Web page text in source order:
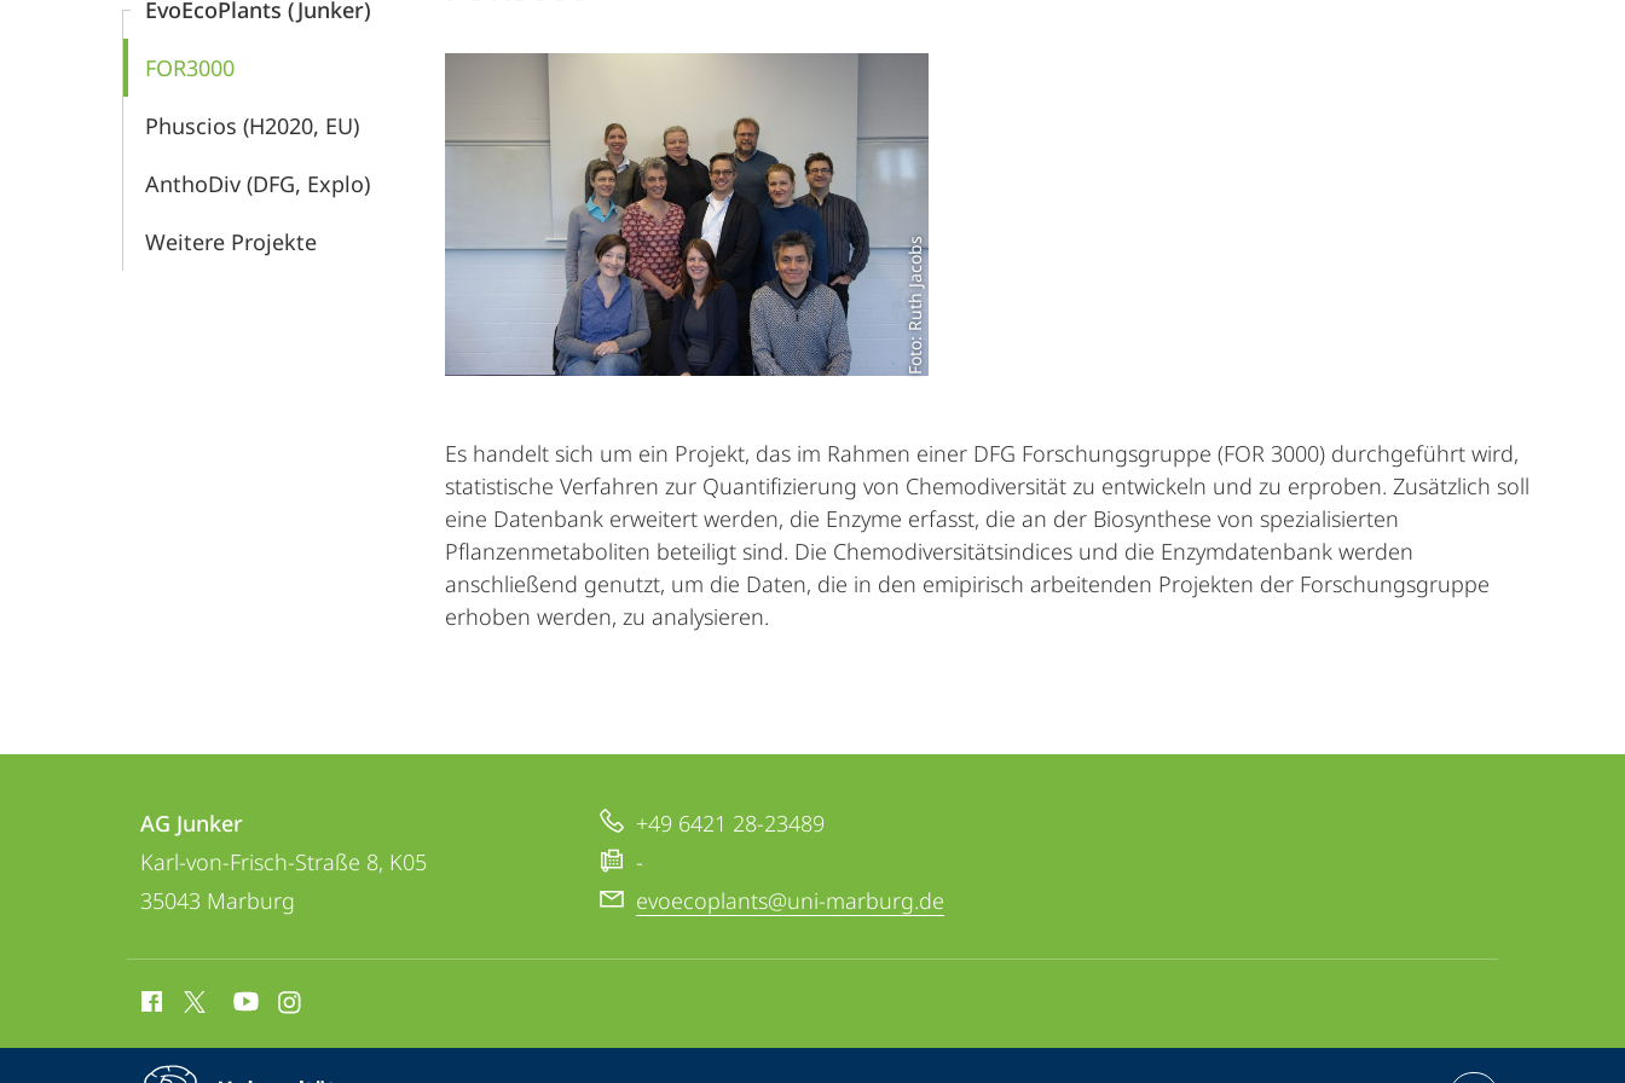
EvoEcoPlants (Junker)
FOR3000
Phuscios (H2020, EU)
AnthoDiv (DFG, Explo)
Weitere Projekte
Foto: Ruth Jacobs
Es handelt sich um ein Projekt, das im Rahmen einer DFG Forschungsgruppe (FOR 3000) durchgeführt wird,
statistische Verfahren zur Quantifizierung von Chemodiversität zu entwickeln und zu erproben. Zusätzlich soll
eine Datenbank erweitert werden, die Enzyme erfasst, die an der Biosynthese von spezialisierten
Pflanzenmetaboliten beteiligt sind. Die Chemodiversitätsindices und die Enzymdatenbank werden
anschließend genutzt, um die Daten, die in den emipirisch arbeitenden Projekten der Forschungsgruppe
erhoben werden, zu analysieren.
Informationen
Kontaktinformationen
AG
Junker
AG Junker
Karl-von-Frisch-Straße 8, K05
35043 Marburg
+49 6421 28-23489
-
evoecoplants@uni-marburg.de
Media
Kontakte
Service-